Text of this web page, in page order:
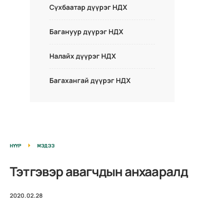
Сүхбаатар дүүрэг НДХ
Багануур дүүрэг НДХ
Налайх дүүрэг НДХ
Багахангай дүүрэг НДХ
НҮҮР МЭДЭЭ
Тэтгэвэр авагчдын анхааралд
2020.02.28